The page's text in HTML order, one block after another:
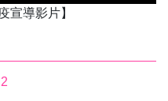
宣導影片】
2